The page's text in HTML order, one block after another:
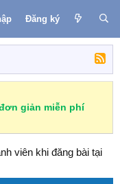
Đăng ký
giản miễn phí
viên khi đăng bài tại